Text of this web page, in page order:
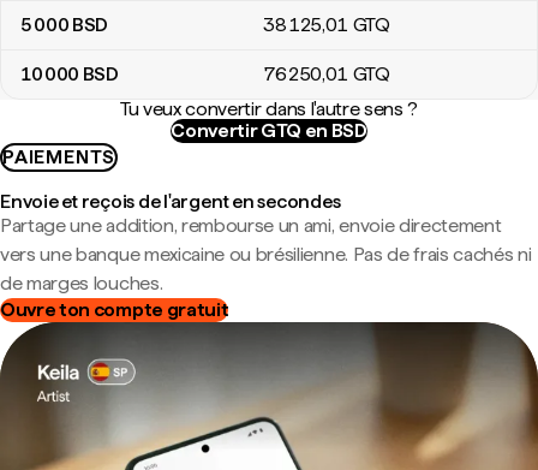
5 000 BSD 38 125,01 GTQ
10 000 BSD 76 250,01 GTQ
Tu veux convertir dans l'autre sens ?
Convertir GTQ en BSD
PAIEMENTS
Envoie et reçois de l'argent en secondes
Partage une addition, rembourse un ami, envoie directement
vers une banque mexicaine ou brésilienne. Pas de frais cachés ni
de marges louches.
Ouvre ton compte gratuit